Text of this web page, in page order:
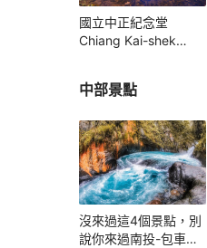
國立中正紀念堂
Chiang Kai-shek
中部景點
沒來過這4個景點，別
說你來過南投-包車旅